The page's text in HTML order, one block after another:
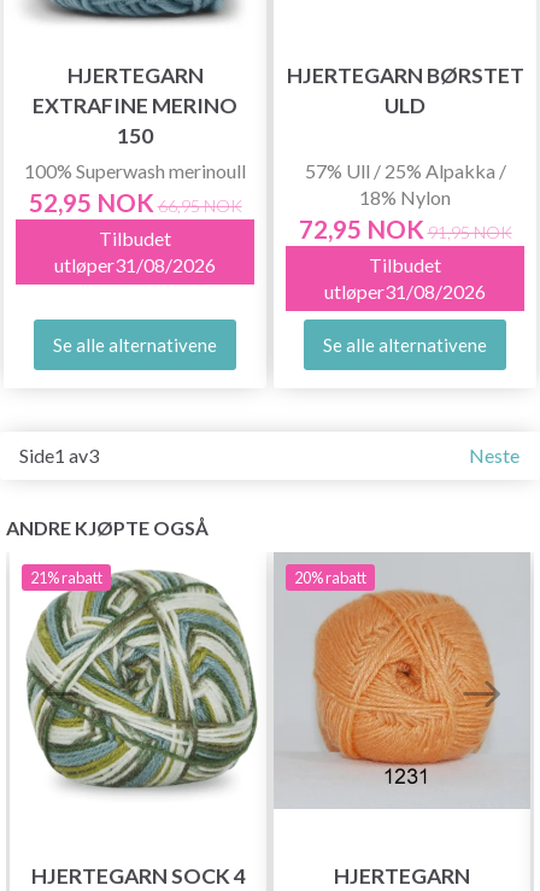
HJERTEGARN
EXTRAFINE MERINO
150
100% Superwash merinoull
52,95 NOK 66,95 NOK
Tilbudet
utløper31/08/2026
Se alle alternativene
HJERTEGARN BØRSTET
ULD
57% Ull / 25% Alpakka /
18% Nylon
72,95 NOK 91,95 NOK
Tilbudet
utløper31/08/2026
Se alle alternativene
Side1 av3 Neste
ANDRE KJØPTE OGSÅ
21%rabatt
HJERTEGARN SOCK 4
20%rabatt
HJERTEGARN